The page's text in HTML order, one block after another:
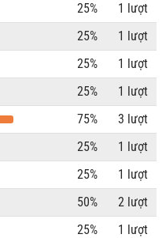
25%
1 lượt
25%
1 lượt
25%
1 lượt
25%
1 lượt
75%
3 lượt
25%
1 lượt
25%
1 lượt
50%
2 lượt
25%
1 lượt